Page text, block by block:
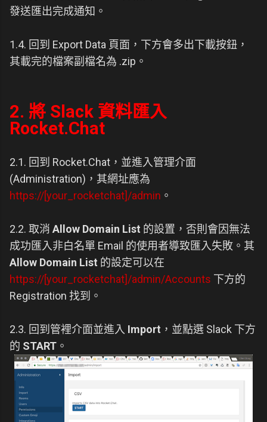
發送匯出完成通知。
1.4. 回到 Export Data 頁面，下方會多出下載按鈕，
其載完的檔案副檔名為 .zip。
2. 將 Slack 資料匯入
Rocket.Chat
2.1. 回到 Rocket.Chat，並進入管理介面
(Administration)，其網址應為
https://[your_rocketchat]/admin 。
2.2. 取消 Allow Domain List 的設置，否則會因無法
成功匯入非白名單 Email 的使用者導致匯入失敗。其
Allow Domain List 的設定可以在
https://[your_rocketchat]/admin/Accounts 下方的
Registration 找到。
2.3. 回到管裡介面並進入 Import ，並點選 Slack 下方
的 START 。